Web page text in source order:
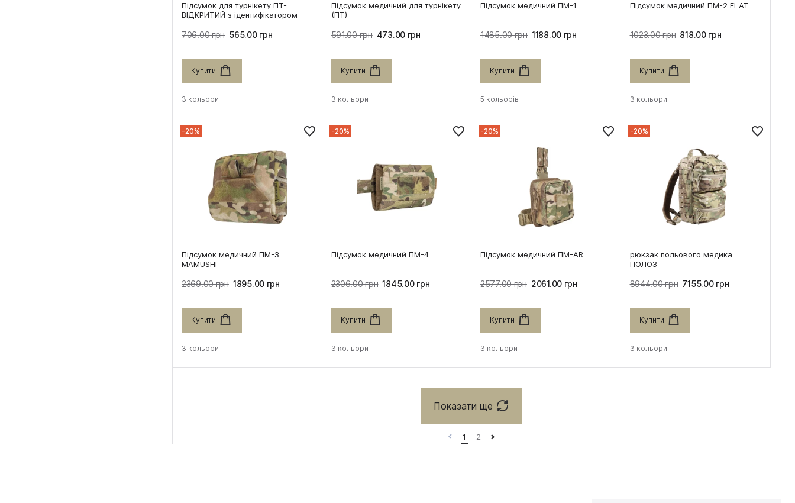
Підсумок для турнікету ПТ-
ВІДКРИТИЙ з ідентифікатором
706.00 грн 565.00 грн
Купити
3 кольори
Підсумок медичний для турнікету
(ПТ)
591.00 грн 473.00 грн
Купити
3 кольори
Підсумок медичний ПМ-1
1485.00 грн 1188.00 грн
Купити
5 кольорів
Підсумок медичний ПМ-2 FLAT
1023.00 грн 818.00 грн
Купити
3 кольори
-20%
Підсумок медичний ПМ-3
MAMUSHI
2369.00 грн 1895.00 грн
Купити
3 кольори
-20%
Підсумок медичний ПМ-4
2306.00 грн 1845.00 грн
Купити
3 кольори
-20%
Підсумок медичний ПМ-AR
2577.00 грн 2061.00 грн
Купити
3 кольори
-20%
рюкзак польового медика
ПОЛОЗ
8944.00 грн 7155.00 грн
Купити
3 кольори
Показати ще
1 2